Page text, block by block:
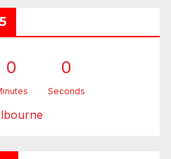
0 0
Seconds